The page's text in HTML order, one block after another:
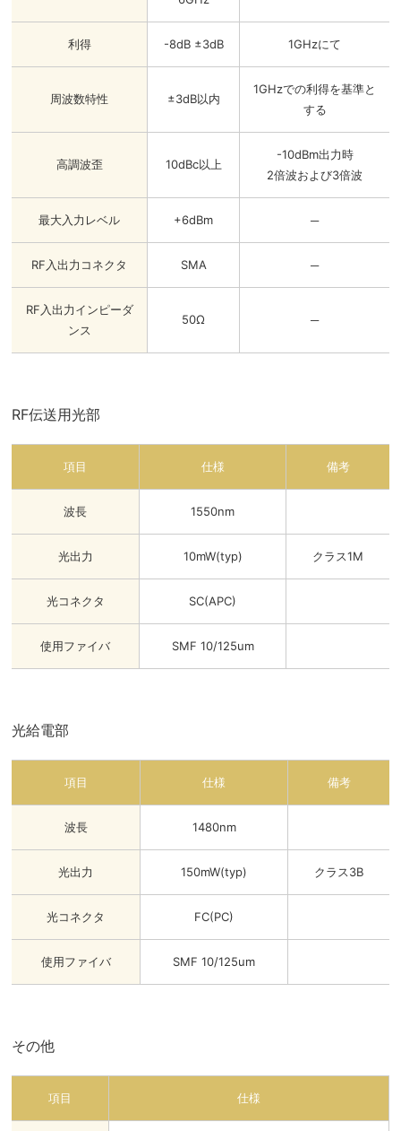
利得 -8dB ±3dB 1GHzにて
周波数特性 ±3dB以内
1GHzでの利得を基準と
する
高調波歪 10dBc以上
-10dBm出力時
2倍波および3倍波
最大入力レベル +6dBm ─
RF入出力コネクタ SMA ─
RF入出力インピーダ
ンス
50Ω ─
RF伝送用光部
項目 仕様 備考
波長 1550nm
光出力 10mW(typ) クラス1M
光コネクタ SC(APC)
使用ファイバ SMF 10/125um
光給電部
項目 仕様 備考
波長 1480nm
光出力 150mW(typ) クラス3B
光コネクタ FC(PC)
使用ファイバ SMF 10/125um
その他
項目 仕様